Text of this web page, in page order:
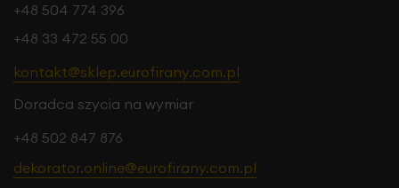
+48 504 774 396
+48 33 472 55 00
kontakt@sklep.eurofirany.com.pl
Doradca szycia na wymiar
+48 502 847 876
dekorator.online@eurofirany.com.pl